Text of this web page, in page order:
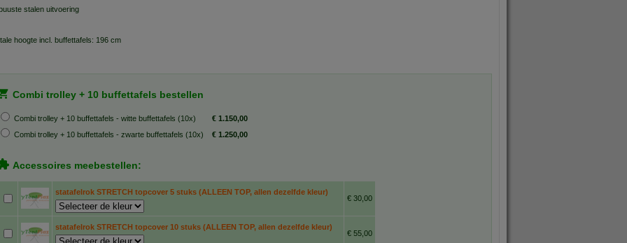
stalen uitvoering
hoogte incl. buffettafels: 196 cm
Combi trolley + 10 buffettafels bestellen
Combi trolley + 10 buffettafels - witte buffettafels (10x)
€ 1.150,00
Combi trolley + 10 buffettafels - zwarte buffettafels (10x)
€ 1.250,00
Accessoires meebestellen:
statafelrok STRETCH topcover 5 stuks (ALLEEN TOP, allen dezelfde kleur)
€ 30,00
statafelrok STRETCH topcover 10 stuks (ALLEEN TOP, allen dezelfde kleur)
€ 55,00